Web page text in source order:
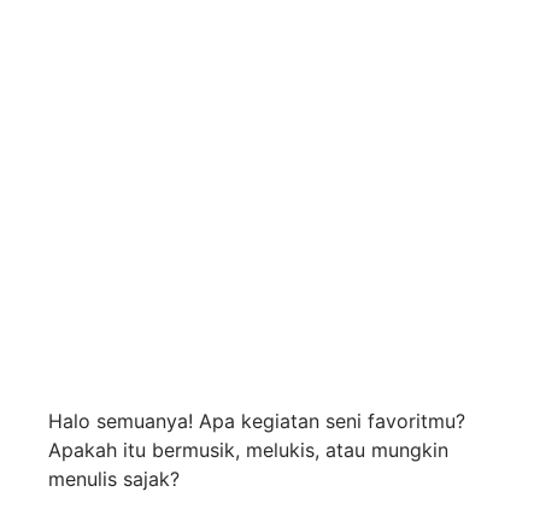
Halo semuanya! Apa kegiatan seni favoritmu?
Apakah itu bermusik, melukis, atau mungkin
menulis sajak?